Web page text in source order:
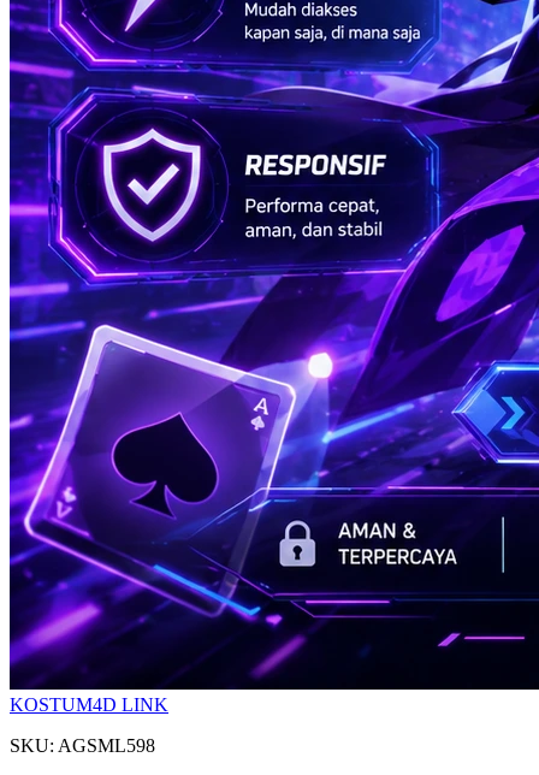
KOSTUM4D LINK
SKU: AGSML598